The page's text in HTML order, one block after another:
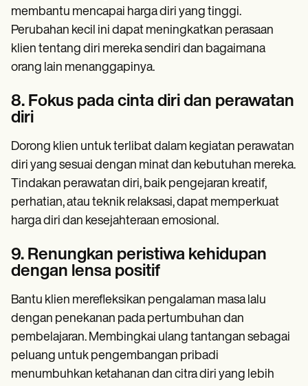
membantu mencapai harga diri yang tinggi.
Perubahan kecil ini dapat meningkatkan perasaan
klien tentang diri mereka sendiri dan bagaimana
orang lain menanggapinya.
8. Fokus pada cinta diri dan perawatan
diri
Dorong klien untuk terlibat dalam kegiatan perawatan
diri yang sesuai dengan minat dan kebutuhan mereka.
Tindakan perawatan diri, baik pengejaran kreatif,
perhatian, atau teknik relaksasi, dapat memperkuat
harga diri dan kesejahteraan emosional.
9. Renungkan peristiwa kehidupan
dengan lensa positif
Bantu klien merefleksikan pengalaman masa lalu
dengan penekanan pada pertumbuhan dan
pembelajaran. Membingkai ulang tantangan sebagai
peluang untuk pengembangan pribadi
menumbuhkan ketahanan dan citra diri yang lebih